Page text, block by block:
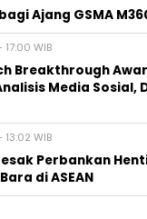
Ajang GSMA
WIB
Breakthrough
Media Sosial,
WIB
Perbankan
di ASEAN